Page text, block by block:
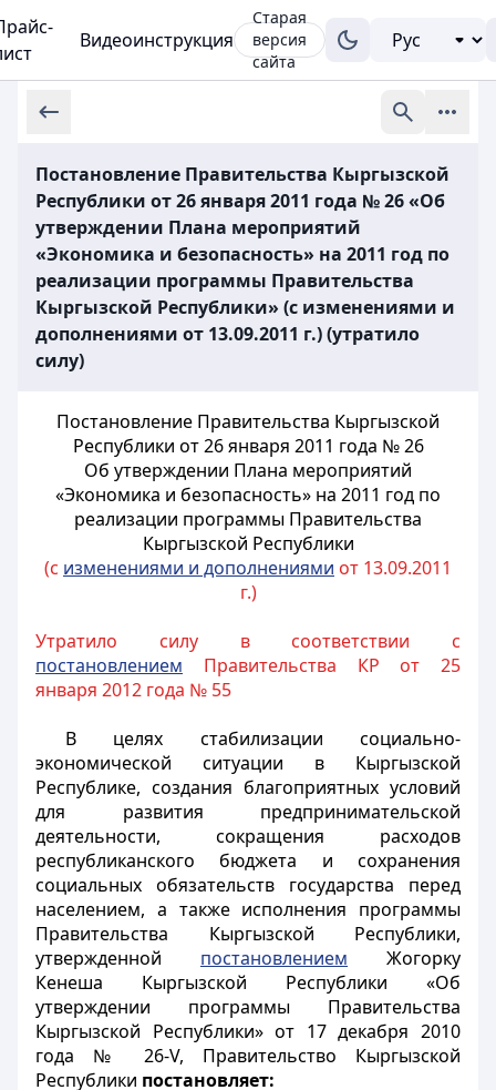
Видеоинструкция
Старая
версия
сайта
Постановление Правительства Кыргызской
Республики от 26 января 2011 года № 26 «Об
утверждении Плана мероприятий
«Экономика и безопасность» на 2011 год по
реализации программы Правительства
Кыргызской Республики» (с изменениями и
дополнениями от 13.09.2011 г.) (утратило
силу)
Постановление Правительства Кыргызской
Республики от 26 января 2011 года № 26
Об утверждении Плана мероприятий
«Экономика и безопасность» на 2011 год по
реализации программы Правительства
Кыргызской Республики
(с изменениями и дополнениями от 13.09.2011
г.)
Утратило силу в соответствии с
постановлением Правительства КР от 25
января 2012 года № 55
В целях стабилизации социально-
экономической ситуации в Кыргызской
Республике, создания благоприятных условий
для развития предпринимательской
деятельности, сокращения расходов
республиканского бюджета и сохранения
социальных обязательств государства перед
населением, а также исполнения программы
Правительства Кыргызской Республики,
утвержденной постановлением Жогорку
Кенеша Кыргызской Республики «Об
утверждении программы Правительства
Кыргызской Республики» от 17 декабря 2010
года № 26-V, Правительство Кыргызской
Республики постановляет: